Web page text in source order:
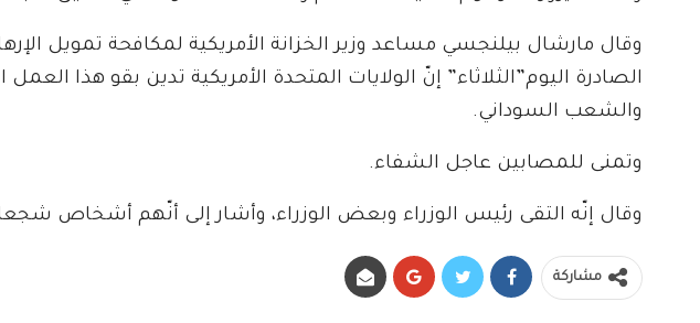
وقال مارشال بيلنجسي مساعد وزير الخزانة الأمريكية لمكافحة تمويل
الصادرة اليوم”الثلاثاء” إنّ الولايات المتحدة الأمريكية تدين بقو هذا
والشعب السوداني.
وتمنى للمصابين عاجل الشفاء.
وقال إنّه التقى رئيس الوزراء وبعض الوزراء، وأشار إلى أنّهم أشخاص
مشاركة